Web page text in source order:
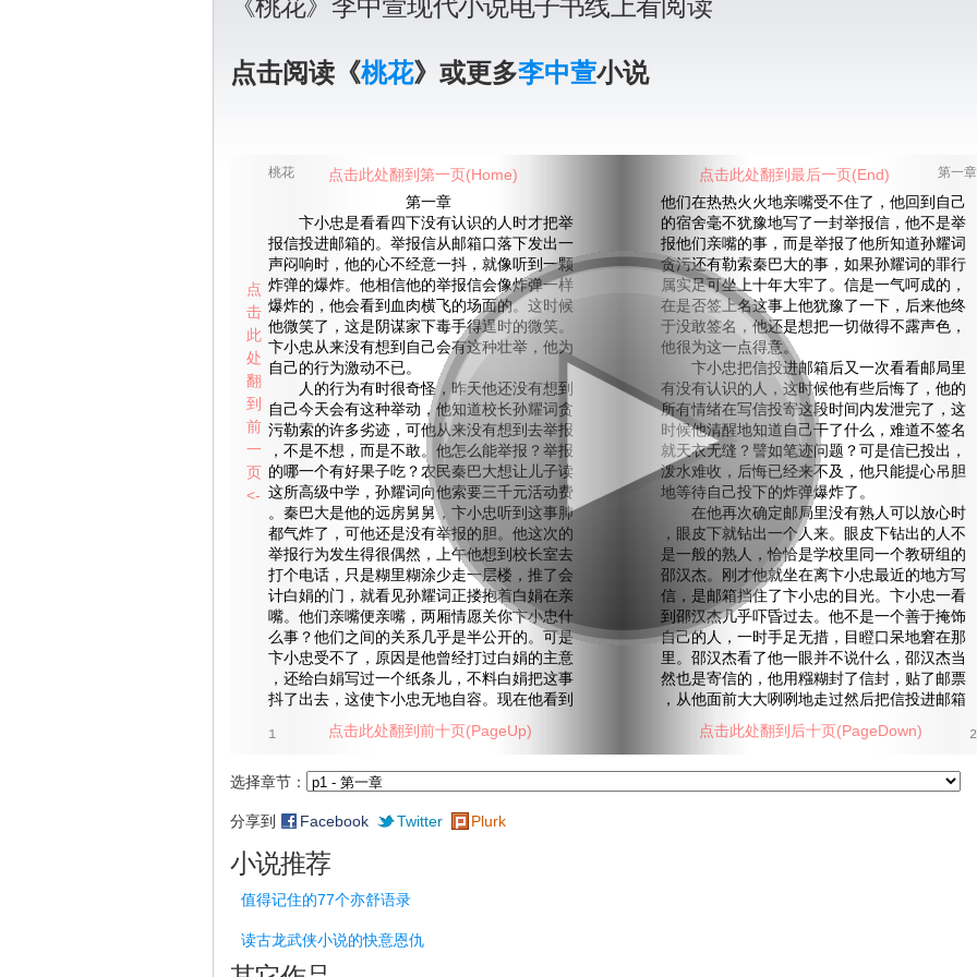
《桃花》李中萱现代小说电子书线上看阅读
点击阅读《桃花》或更多李中萱小说
桃花 第一章
第一章
卞小忠是看看四下没有认识的人时才把举
报信投进邮箱的。举报信从邮箱口落下发出一
声闷响时，他的心不经意一抖，就像听到一颗
炸弹的爆炸。他相信他的举报信会像炸弹一样
爆炸的，他会看到血肉横飞的场面的。这时候
他微笑了，这是阴谋家下毒手得逞时的微笑。
卞小忠从来没有想到自己会有这种壮举，他为
自己的行为激动不已。
人的行为有时很奇怪，昨天他还没有想到
自己今天会有这种举动，他知道校长孙耀词贪
污勒索的许多劣迹，可他从来没有想到去举报
，不是不想，而是不敢。他怎么能举报？举报
的哪一个有好果子吃？农民秦巴大想让儿子读
这所高级中学，孙耀词向他索要三千元活动费
。秦巴大是他的远房舅舅，卞小忠听到这事肺
都气炸了，可他还是没有举报的胆。他这次的
举报行为发生得很偶然，上午他想到校长室去
打个电话，只是糊里糊涂少走一层楼，推了会
计白娟的门，就看见孙耀词正搂抱着白娟在亲
嘴。他们亲嘴便亲嘴，两厢情愿关你卞小忠什
么事？他们之间的关系几乎是半公开的。可是
卞小忠受不了，原因是他曾经打过白娟的主意
，还给白娟写过一个纸条儿，不料白娟把这事
抖了出去，这使卞小忠无地自容。现在他看到
他们在热热火火地亲嘴受不住了，他回到自己
的宿舍毫不犹豫地写了一封举报信，他不是举
报他们亲嘴的事，而是举报了他所知道孙耀词
贪污还有勒索秦巴大的事，如果孙耀词的罪行
属实足可坐上十年大牢了。信是一气呵成的，
在是否签上名这事上他犹豫了一下，后来他终
于没敢签名，他还是想把一切做得不露声色，
他很为这一点得意。
卞小忠把信投进邮箱后又一次看看邮局里
有没有认识的人，这时候他有些后悔了，他的
所有情绪在写信投寄这段时间内发泄完了，这
时候他清醒地知道自己干了什么，难道不签名
就天衣无缝？譬如笔迹问题？可是信已投出，
泼水难收，后悔已经来不及，他只能提心吊胆
地等待自己投下的炸弹爆炸了。
在他再次确定邮局里没有熟人可以放心时
，眼皮下就钻出一个人来。眼皮下钻出的人不
是一般的熟人，恰恰是学校里同一个教研组的
邵汉杰。刚才他就坐在离卞小忠最近的地方写
信，是邮箱挡住了卞小忠的目光。卞小忠一看
到邵汉杰几乎吓昏过去。他不是一个善于掩饰
自己的人，一时手足无措，目瞪口呆地窘在那
里。邵汉杰看了他一眼并不说什么，邵汉杰当
然也是寄信的，他用糨糊封了信封，贴了邮票
，从他面前大大咧咧地走过然后把信投进邮箱
1 2
选择章节：
分享到 Facebook Twitter Plurk
点击此处翻到第一页(Home) 点击此处翻到最后一页(End)
点击此处翻到前十页(PageUp) 点击此处翻到后十页(PageDown)
点
击
此
处
翻
到
前
一
页
<-
小说推荐
值得记住的77个亦舒语录
读古龙武侠小说的快意恩仇